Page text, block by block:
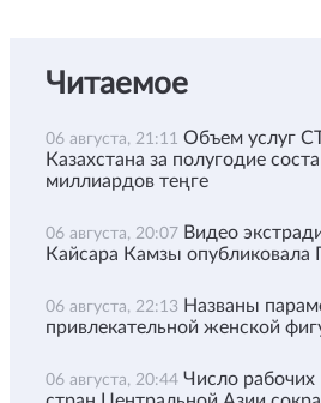
Читаемое
06 августа, 21:11 Объем услуг
Казахстана за полугодие
миллиардов теңге
06 августа, 20:07 Видео
Кайсара Камзы опубликовала
06 августа, 22:13 Названы
привлекательной женской
06 августа, 20:44 Число рабочих